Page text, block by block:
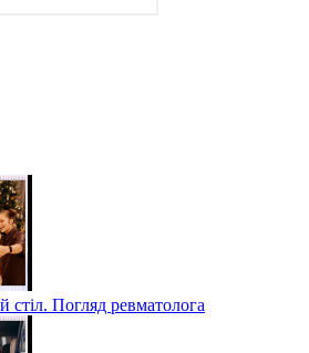
Погляд ревматолога